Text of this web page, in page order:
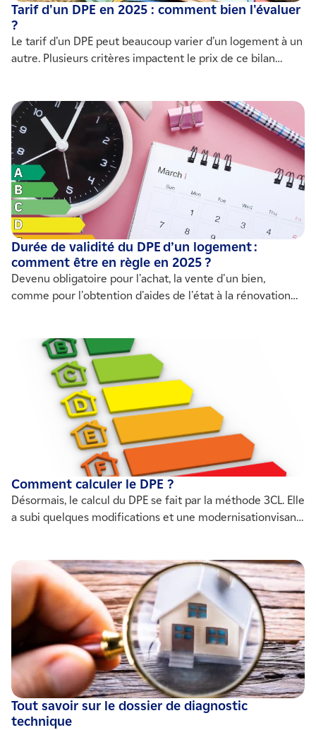
Tarif d'un DPE en 2025 : comment bien l'évaluer
?
Le tarif d’un DPE peut beaucoup varier d’un logement à un
autre. Plusieurs critères impactent le prix de ce bilan
Durée de validité du DPE d’un logement :
comment être en règle en 2025 ?
Devenu obligatoire pour l'achat, la vente d'un bien,
comme pour l'obtention d'aides de l'état à la rénovation
suite à la réforme de 2021 ? Quelles sont les sanctions
encourues en cas de non validité ? Comment l'améliorer ?
Comment calculer le DPE ?
Désormais, le calcul du DPE se fait par la méthode 3CL. Elle
a subi quelques modifications et une modernisationvisant
Tout savoir sur le dossier de diagnostic
technique